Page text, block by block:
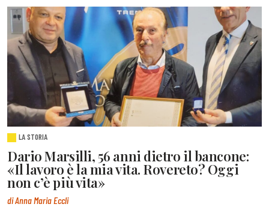
LA STORIA
Dario Marsilli, 56 anni dietro il bancone:
«Il lavoro è la mia vita. Rovereto? Oggi
non c’è più vita»
di Anna Maria Eccli